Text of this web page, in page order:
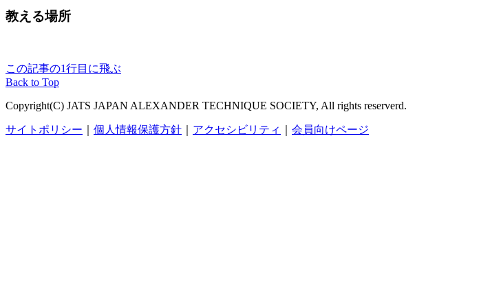
教える場所
この記事の1行目に飛ぶ
Back to Top
Copyright(C) JATS JAPAN ALEXANDER TECHNIQUE SOCIETY, All rights reserverd.
サイトポリシー 個人情報保護方針 アクセシビリティ 会員向けページ